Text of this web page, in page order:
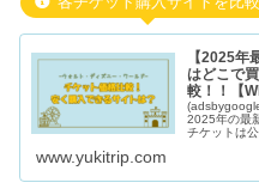
【2025年
はどこで
較！！【
2025年の最
チケットは
www.yukitrip.com